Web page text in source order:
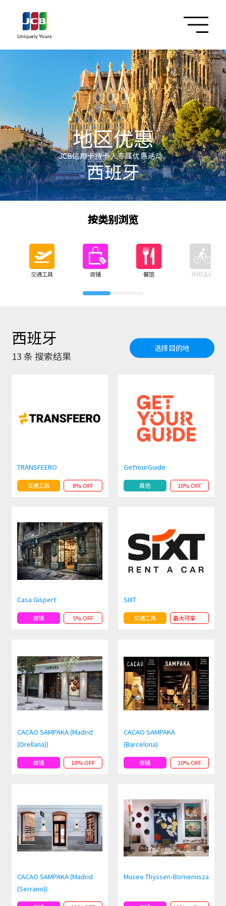
地区优惠
JCB信用卡持卡人专属优惠活动。
西班牙
按类别浏览
交通工具 商铺 餐馆 休闲活动
西班牙
13条 搜索结果
选择目的地
TRANSFEERO
交通工具 8% OFF
GetYourGuide
其他 10% OFF
Casa Gispert
商铺 5% OFF
SIXT
交通工具 最大可享受15%的折扣优惠 OFF
CACAO SAMPAKA (Madrid
(Orellana))
商铺 10% OFF
CACAO SAMPAKA
(Barcelona)
商铺 10% OFF
CACAO SAMPAKA (Madrid
(Serrano))
Museo Thyssen-Bornemisza